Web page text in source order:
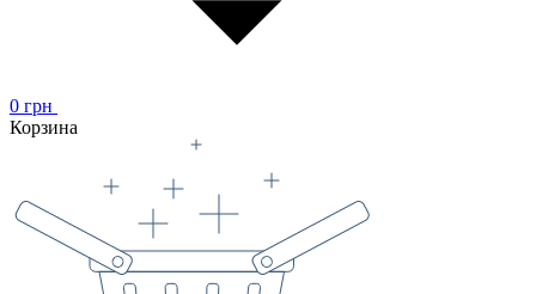
0 грн
Корзина